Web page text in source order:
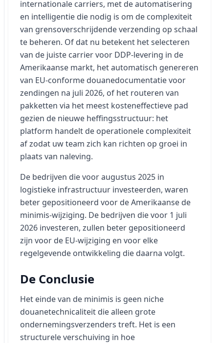
internationale carriers, met de automatisering
en intelligentie die nodig is om de complexiteit
van grensoverschrijdende verzending op schaal
te beheren. Of dat nu betekent het selecteren
van de juiste carrier voor DDP-levering in de
Amerikaanse markt, het automatisch genereren
van EU-conforme douanedocumentatie voor
zendingen na juli 2026, of het routeren van
pakketten via het meest kosteneffectieve pad
gezien de nieuwe heffingsstructuur: het
platform handelt de operationele complexiteit
af zodat uw team zich kan richten op groei in
plaats van naleving.
De bedrijven die voor augustus 2025 in
logistieke infrastructuur investeerden, waren
beter gepositioneerd voor de Amerikaanse de
minimis-wijziging. De bedrijven die voor 1 juli
2026 investeren, zullen beter gepositioneerd
zijn voor de EU-wijziging en voor elke
regelgevende ontwikkeling die daarna volgt.
De Conclusie
Het einde van de minimis is geen niche
douanetechnicaliteit die alleen grote
ondernemingsverzenders treft. Het is een
structurele verschuiving in hoe